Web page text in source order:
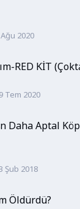
2020
RED KİT
9 Tem 2020
Daha Aptal
Şub 2018
Öldürdü?